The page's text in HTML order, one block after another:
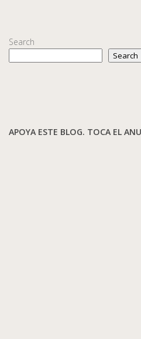
Search
Search
APOYA ESTE BLOG. TOCA EL